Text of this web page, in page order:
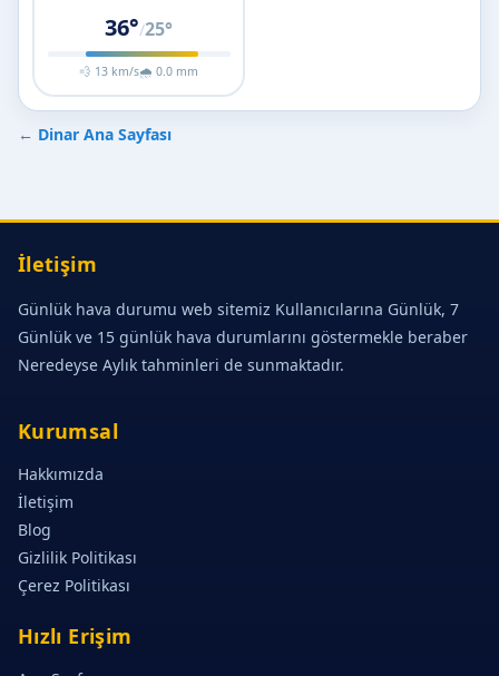
36°/25°
💨 13 km/s🌧 0.0 mm
← Dinar Ana Sayfası
İletişim
Günlük hava durumu web sitemiz Kullanıcılarına Günlük, 7
Günlük ve 15 günlük hava durumlarını göstermekle beraber
Neredeyse Aylık tahminleri de sunmaktadır.
Kurumsal
Hakkımızda
İletişim
Blog
Gizlilik Politikası
Çerez Politikası
Hızlı Erişim